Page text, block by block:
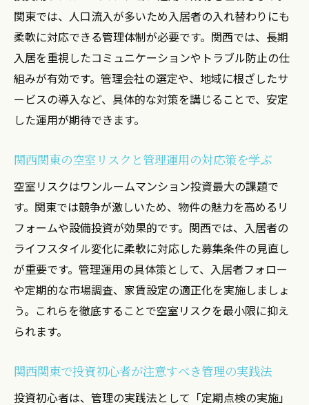
関東では、人口流入が多いため入居者の入れ替わりにも
柔軟に対応できる管理体制が必要です。関西では、長期
入居を重視したコミュニケーションやトラブル防止の仕
組みが有効です。管理会社の選定や、地域に根ざしたサ
ービスの導入など、具体的な対策を講じることで、安定
した運用が期待できます。
関西関東の空室リスクと管理運用の対応策を学ぶ
空室リスクはワンルームマンション投資最大の課題で
す。関東では競争が激しいため、物件の魅力を高めるリ
フォームや設備投資が効果的です。関西では、入居者の
ライフスタイル変化に柔軟に対応した募集条件の見直し
が重要です。管理運用の具体策として、入居者フォロー
や定期的な市場調査、家賃設定の適正化を実施しましょ
う。これらを徹底することで空室リスクを最小限に抑え
られます。
関西関東で投資初心者が注意すべき管理の実践法
投資初心者は、管理の実践法として「定期点検の実施」